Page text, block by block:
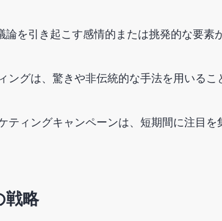
論を引き起こす感情的または挑発的な要素
ングは、驚きや非伝統的な手法を用いるこ
ティングキャンペーンは、短期間に注目を
戦略